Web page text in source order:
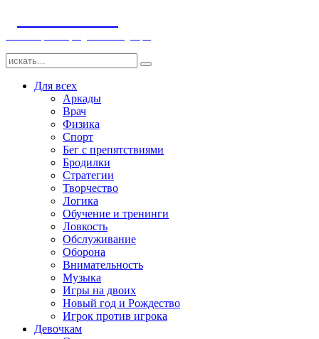
Для всех
Аркады
Врач
Физика
Спорт
Бег с препятствиями
Бродилки
Стратегии
Творчество
Логика
Обучение и тренинги
Ловкость
Обслуживание
Оборона
Внимательность
Музыка
Игры на двоих
Новый год и Рождество
Игрок против игрока
Девочкам